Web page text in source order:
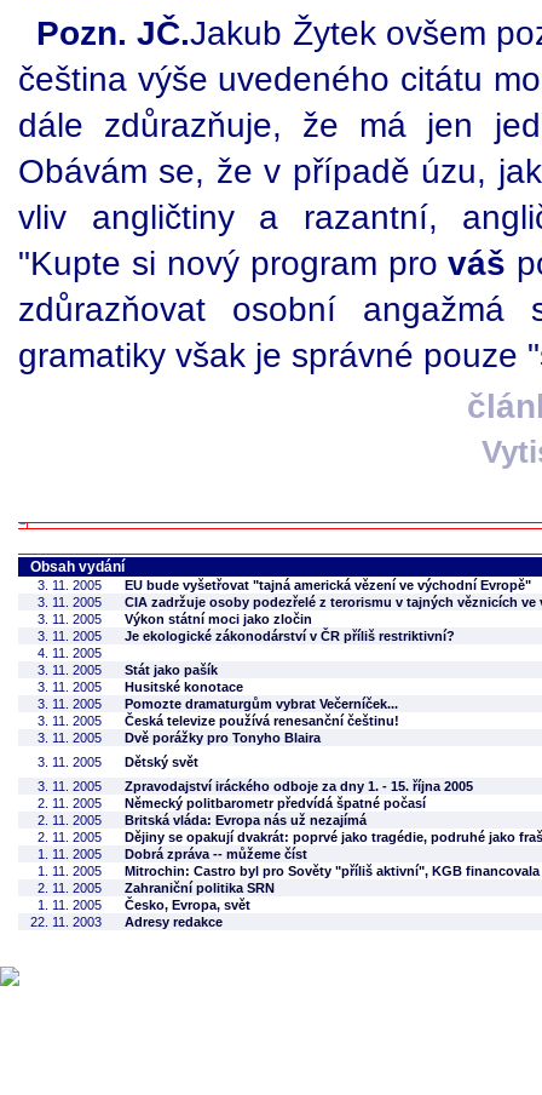
Pozn. JČ.Jakub Žytek ovšem
čeština výše uvedeného citátu
dále zdůrazňuje, že má jen
Obávám se, že v případě úzu,
vliv angličtiny a razantní,
"Kupte si nový program prováš
zdůrazňovat osobní angažmá
gramatiky však je správné pouze
Obsah vydání
3. 11. 2005
EU bude vyšetřovat "tajná americká vězení ve východní Evropě"
3. 11. 2005
CIA zadržuje osoby podezřelé z terorismu v tajných věznicích ve
3. 11. 2005
Výkon státní moci jako zločin
3. 11. 2005
Je ekologické zákonodárství v ČR příliš restriktivní?
4. 11. 2005
3. 11. 2005
Stát jako pašík
3. 11. 2005
Husitské konotace
3. 11. 2005
Pomozte dramaturgům vybrat Večerníček...
3. 11. 2005
Česká televize používá renesanční češtinu!
3. 11. 2005
Dvě porážky pro Tonyho Blaira
3. 11. 2005
Dětský svět
3. 11. 2005
Zpravodajství iráckého odboje za dny 1. - 15. října 2005
2. 11. 2005
Německý politbarometr předvídá špatné počasí
2. 11. 2005
Britská vláda: Evropa nás už nezajímá
2. 11. 2005
Dějiny se opakují dvakrát: poprvé jako tragédie, podruhé jako
1. 11. 2005
Dobrá zpráva -- můžeme číst
1. 11. 2005
Mitrochin: Castro byl pro Sověty "příliš aktivní", KGB
2. 11. 2005
Zahraniční politika SRN
1. 11. 2005
Česko, Evropa, svět
22. 11. 2003
Adresy redakce